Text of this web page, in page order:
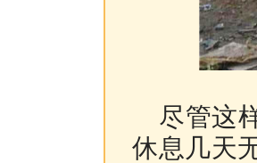
尽管这
休息几天